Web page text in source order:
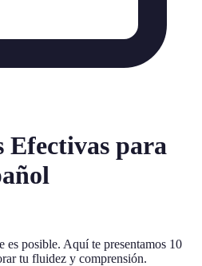
Efectivas para
es posible. Aquí te presentamos 10
tu fluidez y comprensión.